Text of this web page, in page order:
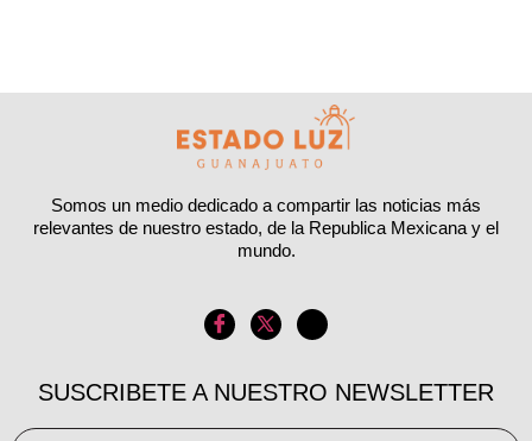
Somos un medio dedicado a compartir las noticias más
relevantes de nuestro estado, de la Republica Mexicana y el
mundo.
SUSCRIBETE A NUESTRO NEWSLETTER